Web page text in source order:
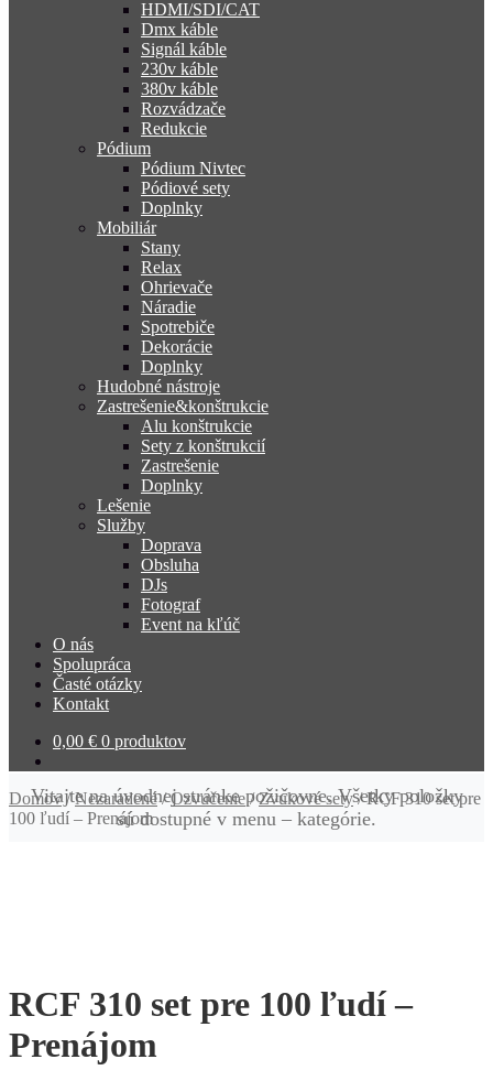
HDMI/SDI/CAT
Dmx káble
Signál káble
230v káble
380v káble
Rozvádzače
Redukcie
Pódium
Pódium Nivtec
Pódiové sety
Doplnky
Mobiliár
Stany
Relax
Ohrievače
Náradie
Spotrebiče
Dekorácie
Doplnky
Hudobné nástroje
Zastrešenie&konštrukcie
Alu konštrukcie
Sety z konštrukcií
Zastrešenie
Doplnky
Lešenie
Služby
Doprava
Obsluha
DJs
Fotograf
Event na kľúč
O nás
Spolupráca
Časté otázky
Kontakt
0,00 € 0 produktov
Domov/Nezaradené/Ozvučenie/Zvukové sety/RCF 310 set pre
100 ľudí – Prenájom
Vitajte na úvodnej stránke požičovne. Všetky položky
sú dostupné v menu – kategórie.
RCF 310 set pre 100 ľudí –
Prenájom